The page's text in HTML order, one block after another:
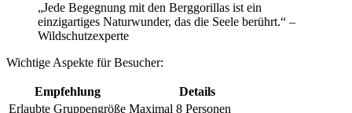
„Jede Begegnung mit den Berggorillas ist ein
einzigartiges Naturwunder, das die Seele berührt.“ –
Wildschutzexperte
Wichtige Aspekte für Besucher:
Empfehlung
Details
Erlaubte Gruppengröße Maximal 8 Personen